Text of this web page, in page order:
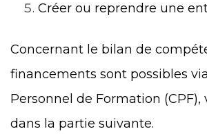
Créer ou reprendre une
Concernant le bilan de
financements sont possibles
Personnel de Formation (CPF),
dans la partie suivante.